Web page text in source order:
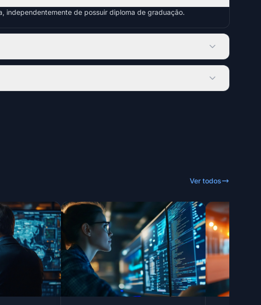
independentemente de possuir diploma de graduação.
Ver todos